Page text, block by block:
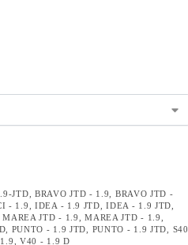
JTD, BRAVO JTD - 1.9, BRAVO JTD -
- 1.9, IDEA - 1.9 JTD,IDEA - 1.9 JTD,
MAREA JTD - 1.9,MAREA JTD - 1.9,
, PUNTO - 1.9 JTD, PUNTO - 1.9 JTD, S40
, V40 - 1.9 D